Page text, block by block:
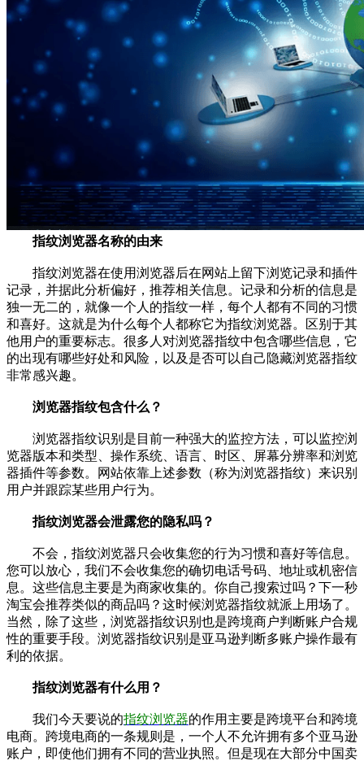
指纹浏览器名称的由来
指纹浏览器在使用浏览器后在网站上留下浏览记录和插件
记录，并据此分析偏好，推荐相关信息。记录和分析的信息是
独一无二的，就像一个人的指纹一样，每个人都有不同的习惯
和喜好。这就是为什么每个人都称它为指纹浏览器。区别于其
他用户的重要标志。很多人对浏览器指纹中包含哪些信息，它
的出现有哪些好处和风险，以及是否可以自己隐藏浏览器指纹
非常感兴趣。
浏览器指纹包含什么？
浏览器指纹识别是目前一种强大的监控方法，可以监控浏
览器版本和类型、操作系统、语言、时区、屏幕分辨率和浏览
器插件等参数。网站依靠上述参数（称为浏览器指纹）来识别
用户并跟踪某些用户行为。
指纹浏览器会泄露您的隐私吗？
不会，指纹浏览器只会收集您的行为习惯和喜好等信息。
您可以放心，我们不会收集您的确切电话号码、地址或机密信
息。这些信息主要是为商家收集的。你自己搜索过吗？下一秒
淘宝会推荐类似的商品吗？这时候浏览器指纹就派上用场了。
当然，除了这些，浏览器指纹识别也是跨境商户判断账户合规
性的重要手段。浏览器指纹识别是亚马逊判断多账户操作最有
利的依据。
指纹浏览器有什么用？
我们今天要说的指纹浏览器的作用主要是跨境平台和跨境
电商。跨境电商的一条规则是，一个人不允许拥有多个亚马逊
账户，即使他们拥有不同的营业执照。但是现在大部分中国卖